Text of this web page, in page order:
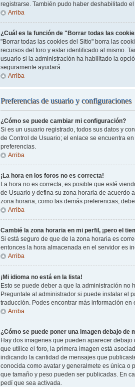
registrarse. También pudo haber deshabilitado
Arriba
¿Cuál es la función de "Borrar todas las
"Borrar todas las cookies del Sitio" borra las
recursos del foro y estar identificado al mismo.
usuario si la administración ha habilitado la
seguramente ayudará.
Arriba
Preferencias de usuario y configuraciones
¿Cómo se puede cambiar mi configuración?
Si es un usuario registrado, todos sus datos y
de Control de Usuario; el enlace se encuentra
preferencias.
Arriba
¡La hora en los foros no es correcta!
La hora no es correcta, es posible que esté
de Usuario y defina su zona horaria de acuerdo
zona horaria, como las demás preferencias,
Arriba
Cambié la zona horaria en mi perfil, ¡pero el
Si está seguro de que de la zona horaria es
entonces la hora almacenada en el servidor es
Arriba
¡Mi idioma no está en la lista!
Esto se puede deber a que la administración no
Preguntale al administrador si puede instalar el
traducción. Podes encontrar más información
Arriba
¿Cómo se puede poner una imagen debajo de
Hay dos imagenes que pueden aparecer
que utilice el foro, la primera imagen está
indicando la cantidad de mensajes que
conocida como avatar y generalmete es única o
que tamaño y peso pueden ser publicadas. En
pedí que sea activada.